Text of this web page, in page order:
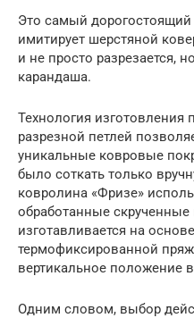
Это самый
имитирует шерстяной
и не просто разрезается,
карандаша.
Технология
разрезной петлей
уникальные ковровые
было соткать только
ковролина «Фризе»
обработанные
изготавливается на
термофиксированной
вертикальное положение
Одним словом, выбор